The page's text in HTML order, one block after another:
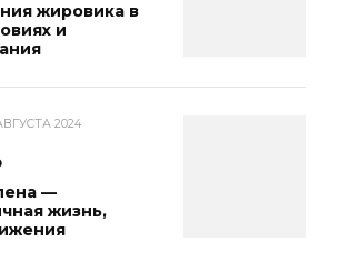
жировика в
и
2024
—
жизнь,